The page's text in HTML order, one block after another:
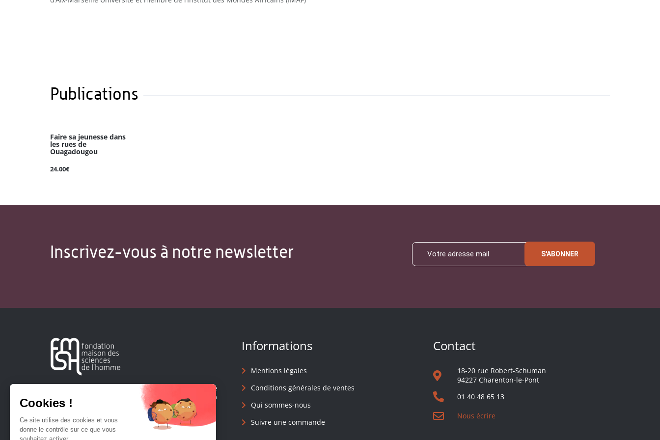
Publications
Faire sa jeunesse dans
les rues de
Ouagadougou
24.00€
Inscrivez-vous à notre newsletter S'ABONNER
Créée en 1963, la Fondation Maison Sciences de l'Homme
soutient la recherche et la diffusion des connaissances en
sciences humaines et sociales.
Informations
Mentions légales
Conditions générales de ventes
Qui sommes-nous
Suivre une commande
Contact
18-20 rue Robert-Schuman
94227 Charenton-le-Pont
01 40 48 65 13
Nous écrire